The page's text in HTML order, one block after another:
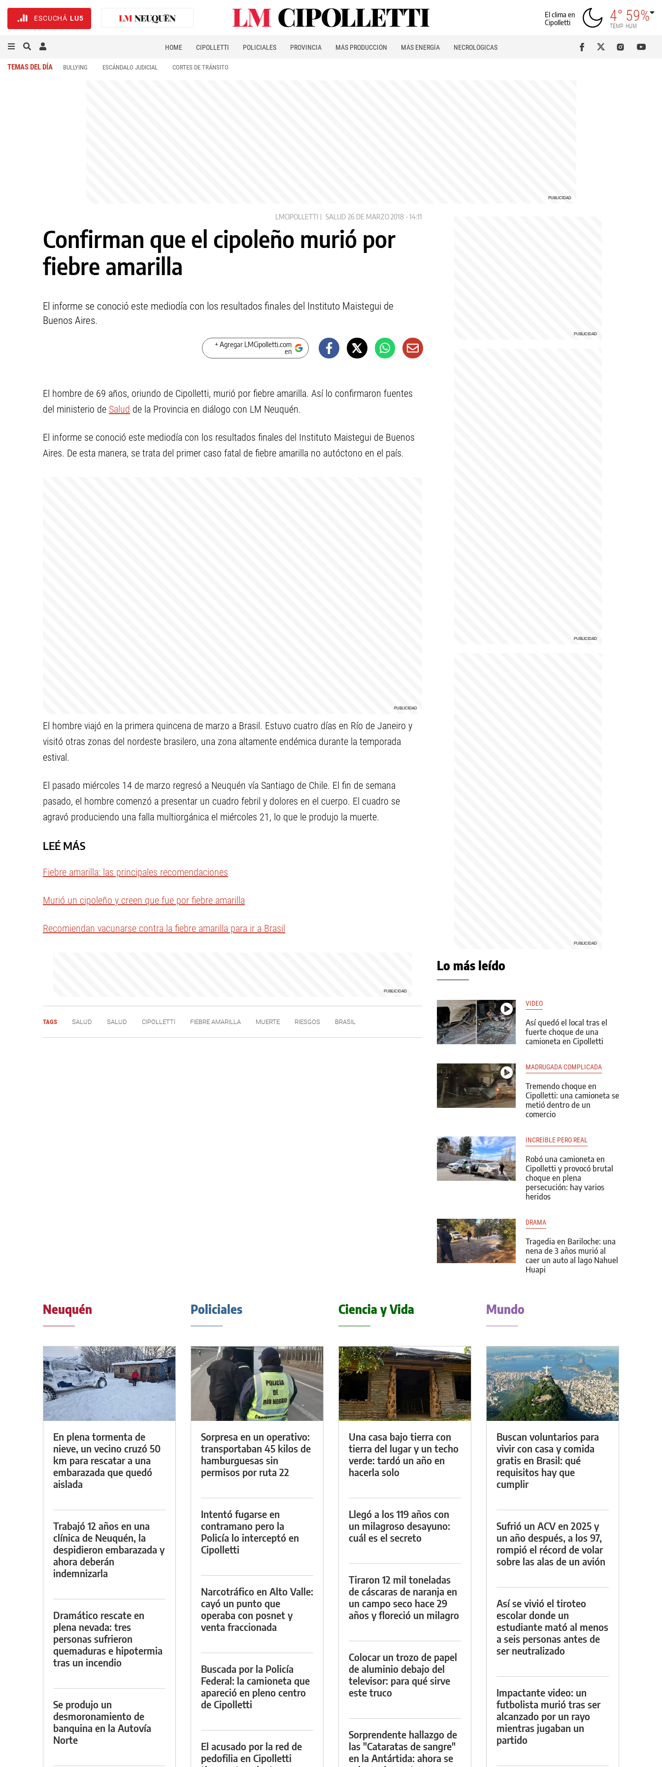
ESCUCHÁ LU5
El clima en
Cipolletti
4°
TEMP
59%
HUM
HOME CIPOLLETTI POLICIALES PROVINCIA MÁS PRODUCCIÓN MÁS ENERGÍA NECROLÓGICAS
TEMAS DEL DÍA BULLYING ESCÁNDALO JUDICIAL CORTES DE TRÁNSITO
LMCIPOLLETTI SALUD 26 DE MARZO 2018 - 14:11
Confirman que el cipoleño murió por
fiebre amarilla
El informe se conoció este mediodía con los resultados finales del Instituto Maistegui de
Buenos Aires.
+ Agregar LMCipolletti.com
en
El hombre de 69 años, oriundo de Cipolletti, murió por fiebre amarilla. Así lo confirmaron fuentes
del ministerio de Salud de la Provincia en diálogo con LM Neuquén.
El informe se conoció este mediodía con los resultados finales del Instituto Maistegui de Buenos
Aires. De esta manera, se trata del primer caso fatal de fiebre amarilla no autóctono en el país.
El hombre viajó en la primera quincena de marzo a Brasil. Estuvo cuatro días en Río de Janeiro y
visitó otras zonas del nordeste brasilero, una zona altamente endémica durante la temporada
estival.
El pasado miércoles 14 de marzo regresó a Neuquén vía Santiago de Chile. El fin de semana
pasado, el hombre comenzó a presentar un cuadro febril y dolores en el cuerpo. El cuadro se
agravó produciendo una falla multiorgánica el miércoles 21, lo que le produjo la muerte.
LEÉ MÁS
Fiebre amarilla: las principales recomendaciones
Murió un cipoleño y creen que fue por fiebre amarilla
Recomiendan vacunarse contra la fiebre amarilla para ir a Brasil
TAGS SALUD SALUD CIPOLLETTI FIEBRE AMARILLA MUERTE RIESGOS BRASIL
Lo más leído
VIDEO
Así quedó el local tras el
fuerte choque de una
camioneta en Cipolletti
MADRUGADA COMPLICADA
Tremendo choque en
Cipolletti: una camioneta se
metió dentro de un
comercio
INCREÍBLE PERO REAL
Robó una camioneta en
Cipolletti y provocó brutal
choque en plena
persecución: hay varios
heridos
DRAMA
Tragedia en Bariloche: una
nena de 3 años murió al
caer un auto al lago Nahuel
Huapi
Neuquén
En plena tormenta de
nieve, un vecino cruzó 50
km para rescatar a una
embarazada que quedó
aislada
Trabajó 12 años en una
clínica de Neuquén, la
despidieron embarazada y
ahora deberán
indemnizarla
Dramático rescate en
plena nevada: tres
personas sufrieron
quemaduras e hipotermia
tras un incendio
Se produjo un
desmoronamiento de
banquina en la Autovía
Norte
Policiales
Sorpresa en un operativo:
transportaban 45 kilos de
hamburguesas sin
permisos por ruta 22
Intentó fugarse en
contramano pero la
Policía lo interceptó en
Cipolletti
Narcotráfico en Alto Valle:
cayó un punto que
operaba con posnet y
venta fraccionada
Buscada por la Policía
Federal: la camioneta que
apareció en pleno centro
de Cipolletti
El acusado por la red de
pedofilia en Cipolletti
Ciencia y Vida
Una casa bajo tierra con
tierra del lugar y un techo
verde: tardó un año en
hacerla solo
Llegó a los 119 años con
un milagroso desayuno:
cuál es el secreto
Tiraron 12 mil toneladas
de cáscaras de naranja en
un campo seco hace 29
años y floreció un milagro
Colocar un trozo de papel
de aluminio debajo del
televisor: para qué sirve
este truco
Sorprendente hallazgo de
las "Cataratas de sangre"
en la Antártida: ahora se
Mundo
Buscan voluntarios para
vivir con casa y comida
gratis en Brasil: qué
requisitos hay que
cumplir
Sufrió un ACV en 2025 y
un año después, a los 97,
rompió el récord de volar
sobre las alas de un avión
Así se vivió el tiroteo
escolar donde un
estudiante mató al menos
a seis personas antes de
ser neutralizado
Impactante video: un
futbolista murió tras ser
alcanzado por un rayo
mientras jugaban un
partido